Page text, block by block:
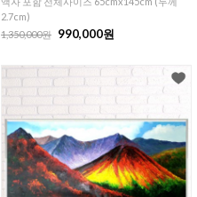
2.7cm)
1,350,000원
990,000원